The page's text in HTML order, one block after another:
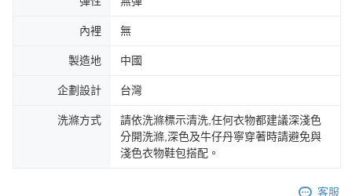
內裡 無
製造地 中國
企劃設計 台灣
洗滌方式
請依洗滌標示清洗,任何衣物都建議深淺色
分開洗滌,深色及牛仔丹寧穿著時請避免與
淺色衣物鞋包搭配。
客服